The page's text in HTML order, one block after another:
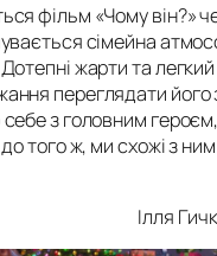
фільм «Чому він?»
сімейна
жарти та
переглядати його
з головним
того ж, ми схожі з ним
Ілля